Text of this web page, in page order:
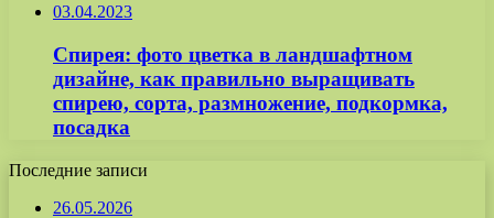
03.04.2023
Спирея: фото цветка в ландшафтном
дизайне, как правильно выращивать
спирею, сорта, размножение, подкормка,
посадка
Последние записи
26.05.2026